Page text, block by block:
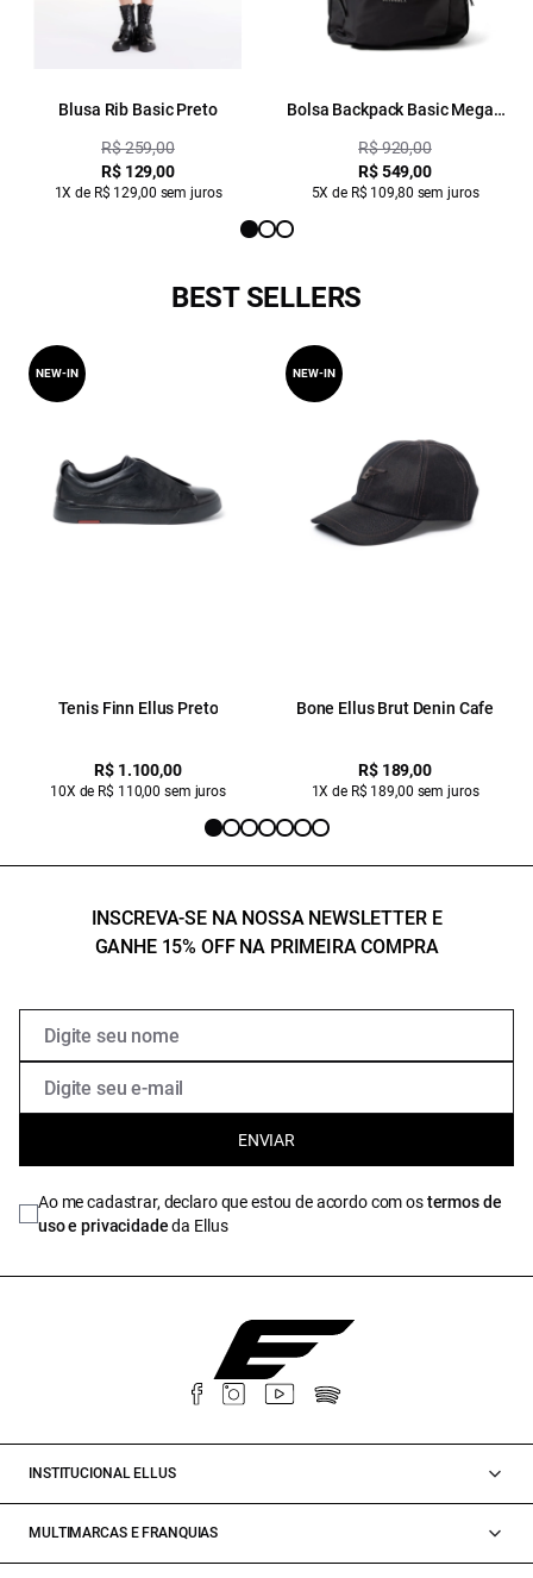
Blusa Rib Basic Preto
R$ 259,00
R$ 129,00
1X de R$ 129,00 sem juros
Bolsa Backpack Basic Megan
R$ 920,00
R$ 549,00
5X de R$ 109,80 sem juros
BEST SELLERS
Tenis Finn Ellus Preto
R$ 1.100,00
10X de R$ 110,00 sem juros
NEW-IN
Bone Ellus Brut Denin Cafe
R$ 189,00
1X de R$ 189,00 sem juros
NEW-IN
INSCREVA-SE NA NOSSA NEWSLETTER E
GANHE 15% OFF NA PRIMEIRA COMPRA
ENVIAR
Ao me cadastrar, declaro que estou de acordo com ostermos de
uso e privacidadeda Ellus
INSTITUCIONAL ELLUS
MULTIMARCAS E FRANQUIAS